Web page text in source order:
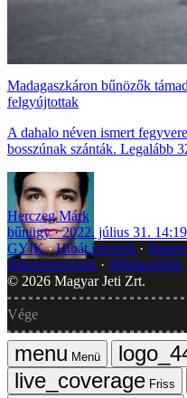
Madagaszkáron bűnözők
felgyújtottak
A dahalo néven ismert
bosszúnak szánták. Legalább
Herczeg Márk
bűnügy
2022. július 31. 14:19
GYIK Hibát jelentek
dokumentumok
Médiaajánlat
© 2026 Magyar Jeti Zrt.
Vége
Menü
Friss